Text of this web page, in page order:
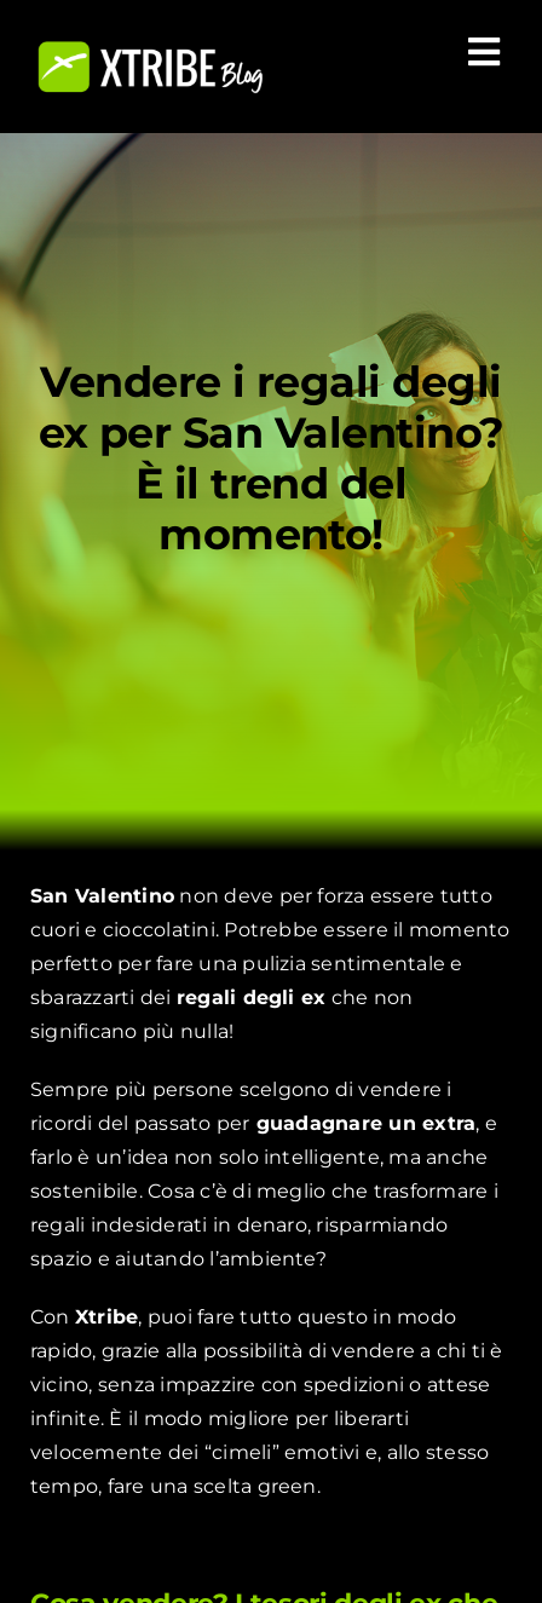
contenuto
CHI SIAMO
INIZIA A VENDERE SU XTRIBE
Vendere i regali degli
ex per San Valentino?
È il trend del
momento!
San Valentino non deve per forza essere tutto
cuori e cioccolatini. Potrebbe essere il momento
perfetto per fare una pulizia sentimentale e
sbarazzarti dei regali degli ex che non
significano più nulla!
Sempre più persone scelgono di vendere i
ricordi del passato per guadagnare un extra, e
farlo è un’idea non solo intelligente, ma anche
sostenibile. Cosa c’è di meglio che trasformare i
regali indesiderati in denaro, risparmiando
spazio e aiutando l’ambiente?
Con Xtribe, puoi fare tutto questo in modo
rapido, grazie alla possibilità di vendere a chi ti è
vicino, senza impazzire con spedizioni o attese
infinite. È il modo migliore per liberarti
velocemente dei “cimeli” emotivi e, allo stesso
tempo, fare una scelta green.